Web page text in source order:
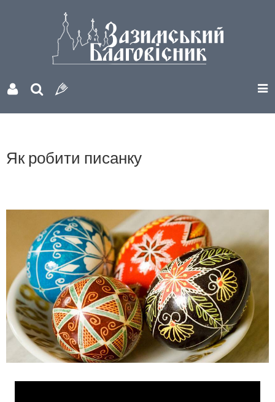
Як робити писанку